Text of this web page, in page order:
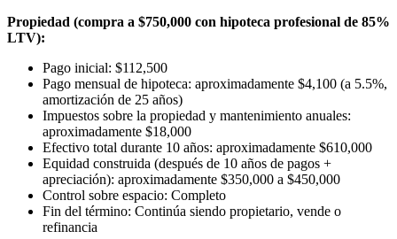
Propiedad (compra a $750,000 con hipoteca profesional de 85%
LTV):
Pago inicial: $112,500
Pago mensual de hipoteca: aproximadamente $4,100 (a 5.5%,
amortización de 25 años)
Impuestos sobre la propiedad y mantenimiento anuales:
aproximadamente $18,000
Efectivo total durante 10 años: aproximadamente $610,000
Equidad construida (después de 10 años de pagos +
apreciación): aproximadamente $350,000 a $450,000
Control sobre espacio: Completo
Fin del término: Continúa siendo propietario, vende o
refinancia